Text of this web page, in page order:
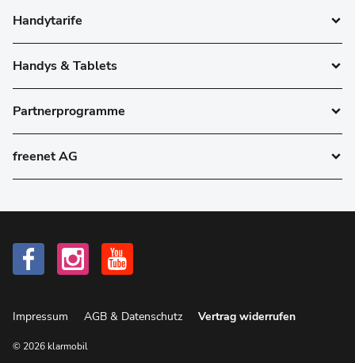
Handytarife
Handys & Tablets
Partnerprogramme
freenet AG
Impressum AGB & Datenschutz Vertrag widerrufen
© 2026 klarmobil